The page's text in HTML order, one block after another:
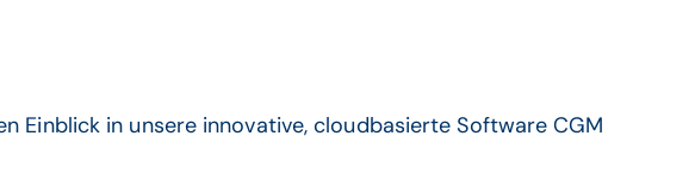
Einblick in unsere innovative, cloudbasierte Software CGM